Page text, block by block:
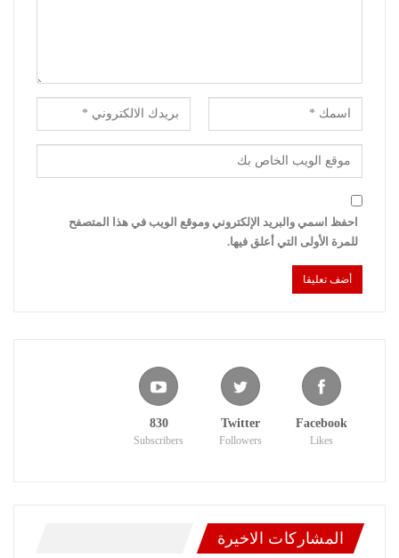
احفظ اسمي والبريد الإلكتروني وموقع الويب في هذا المتصفح
للمرة الأولى التي أعلق فيها.
Facebook
Likes
Twitter
Followers
830
Subscribers
المشاركات الاخيرة